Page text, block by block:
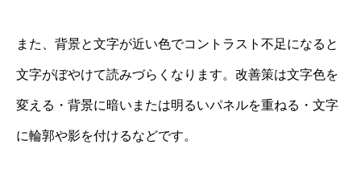
また、背景と文字が近い色でコントラスト不足になると
文字がぼやけて読みづらくなります。改善策は文字色を
変える・背景に暗いまたは明るいパネルを重ねる・文字
に輪郭や影を付けるなどです。